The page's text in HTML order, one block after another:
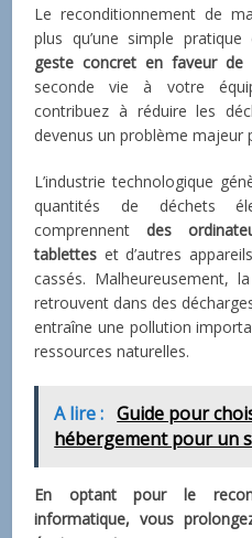
Le reconditionnement de
plus qu’une simple pratique
geste concret en faveur de
seconde vie à votre
contribuez à réduire les
devenus un problème majeur
L’industrie technologique
quantités de déchets
comprennentdes
tablettes et d’autres
cassés. Malheureusement,
retrouvent dans des
entraîne une pollution
ressources naturelles.
A lire : Guide pour
hébergement pour un
En optant pour le
informatique, vous